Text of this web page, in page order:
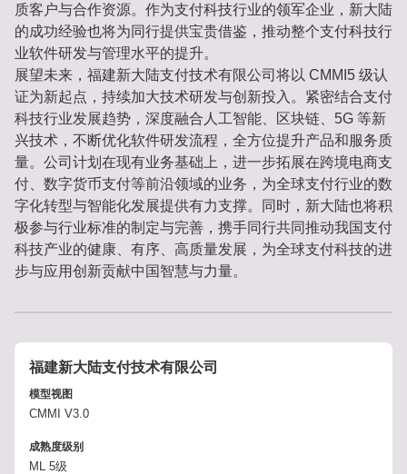
质客户与合作资源。作为支付科技行业的领军企业，新大陆
的成功经验也将为同行提供宝贵借鉴，推动整个支付科技行
业软件研发与管理水平的提升。
展望未来，福建新大陆支付技术有限公司将以 CMMI5 级认
证为新起点，持续加大技术研发与创新投入。紧密结合支付
科技行业发展趋势，深度融合人工智能、区块链、5G 等新
兴技术，不断优化软件研发流程，全方位提升产品和服务质
量。公司计划在现有业务基础上，进一步拓展在跨境电商支
付、数字货币支付等前沿领域的业务，为全球支付行业的数
字化转型与智能化发展提供有力支撑。同时，新大陆也将积
极参与行业标准的制定与完善，携手同行共同推动我国支付
科技产业的健康、有序、高质量发展，为全球支付科技的进
步与应用创新贡献中国智慧与力量。
福建新大陆支付技术有限公司
模型视图
CMMI V3.0
成熟度级别
ML 5级